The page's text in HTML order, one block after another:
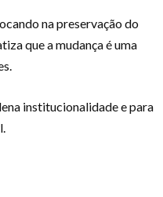
na preservação do
que a mudança é uma
institucionalidade e para